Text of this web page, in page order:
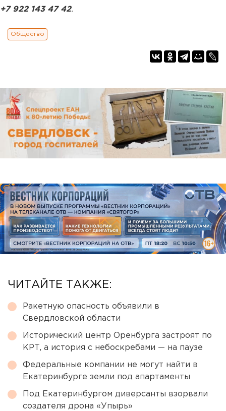
+7 922 143 47 42.
Общество
ЧИТАЙТЕ ТАКЖЕ:
Ракетную опасность объявили в
Свердловской области
Исторический центр Оренбурга застроят по
КРТ, а история с небоскребами — на паузе
Федеральные компании не могут найти в
Екатеринбурге земли под апартаменты
Под Екатеринбургом диверсанты взорвали
создателя дрона «Упырь»